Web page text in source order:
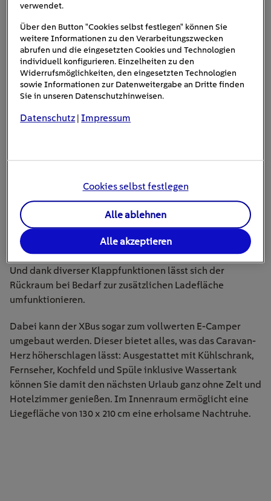
Mit wenigen Handgriffen vom Cabrio zum
Transporter zum Camper
Einzigartig am XBus ist, dass Sie das Fahrzeug nach Ihren
individuellen Anforderungenmit nur wenigen
Handgriffen umbauen können. So ist das E-Auto unter der
Woche zum Beispiel als praktischer Pickup für den
Betrieb im Einsatz, während Sie es am Wochenende als
Weg in die Werkstatt für den Umbau des XBus nicht nötig.
Laut Hersteller soll die Transformation des Stromers
nämlich mit nur wenigen Handgriffen möglich sein.
Auch in Sachen Platz zeigt sich der XBus variabel: Vorder-
und Rücksitze können durch Sitzbänke ersetzt werden.
Und dank diverser Klappfunktionen lässt sich der
Rückraum bei Bedarf zur zusätzlichen Ladefläche
umfunktionieren.
Dabei kann der XBus sogar zum vollwerten E-Camper
umgebaut werden. Dieser bietet alles, was das Caravan-
Herz höherschlagen lässt: Ausgestattet mit Kühlschrank,
Fernseher, Kochfeld und Spüle inklusive Wassertank
können Sie damit den nächsten Urlaub ganz ohne Zelt und
Hotelzimmer genießen. Im Innenraum ermöglicht eine
Liegefläche von 130 x 210 cm eine erholsame Nachtruhe.
verwendet.
Über den Button "Cookies selbst festlegen" können Sie
weitere Informationen zu den Verarbeitungszwecken
abrufen und die eingesetzten Cookies und Technologien
individuell konfigurieren. Einzelheiten zu den
Widerrufsmöglichkeiten, den eingesetzten Technologien
sowie Informationen zur Datenweitergabe an Dritte finden
Sie in unseren Datenschutzhinweisen.
Datenschutz |Impressum
Cookies selbst festlegen
Alle ablehnen
Alle akzeptieren